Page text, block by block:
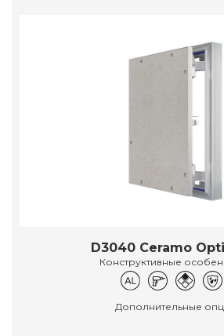
D3040 Ceramo
Конструктивные
Дополнительные